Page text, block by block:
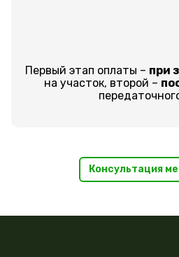
Первый этап оплаты – при
на участок, второй –
Консультация